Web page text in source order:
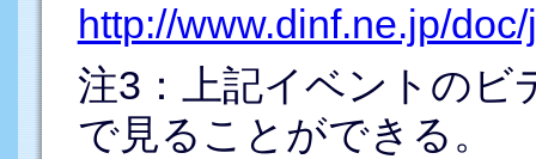
http://www.dinf.ne.jp/
注3：
上記イベントの
で見ることができる。